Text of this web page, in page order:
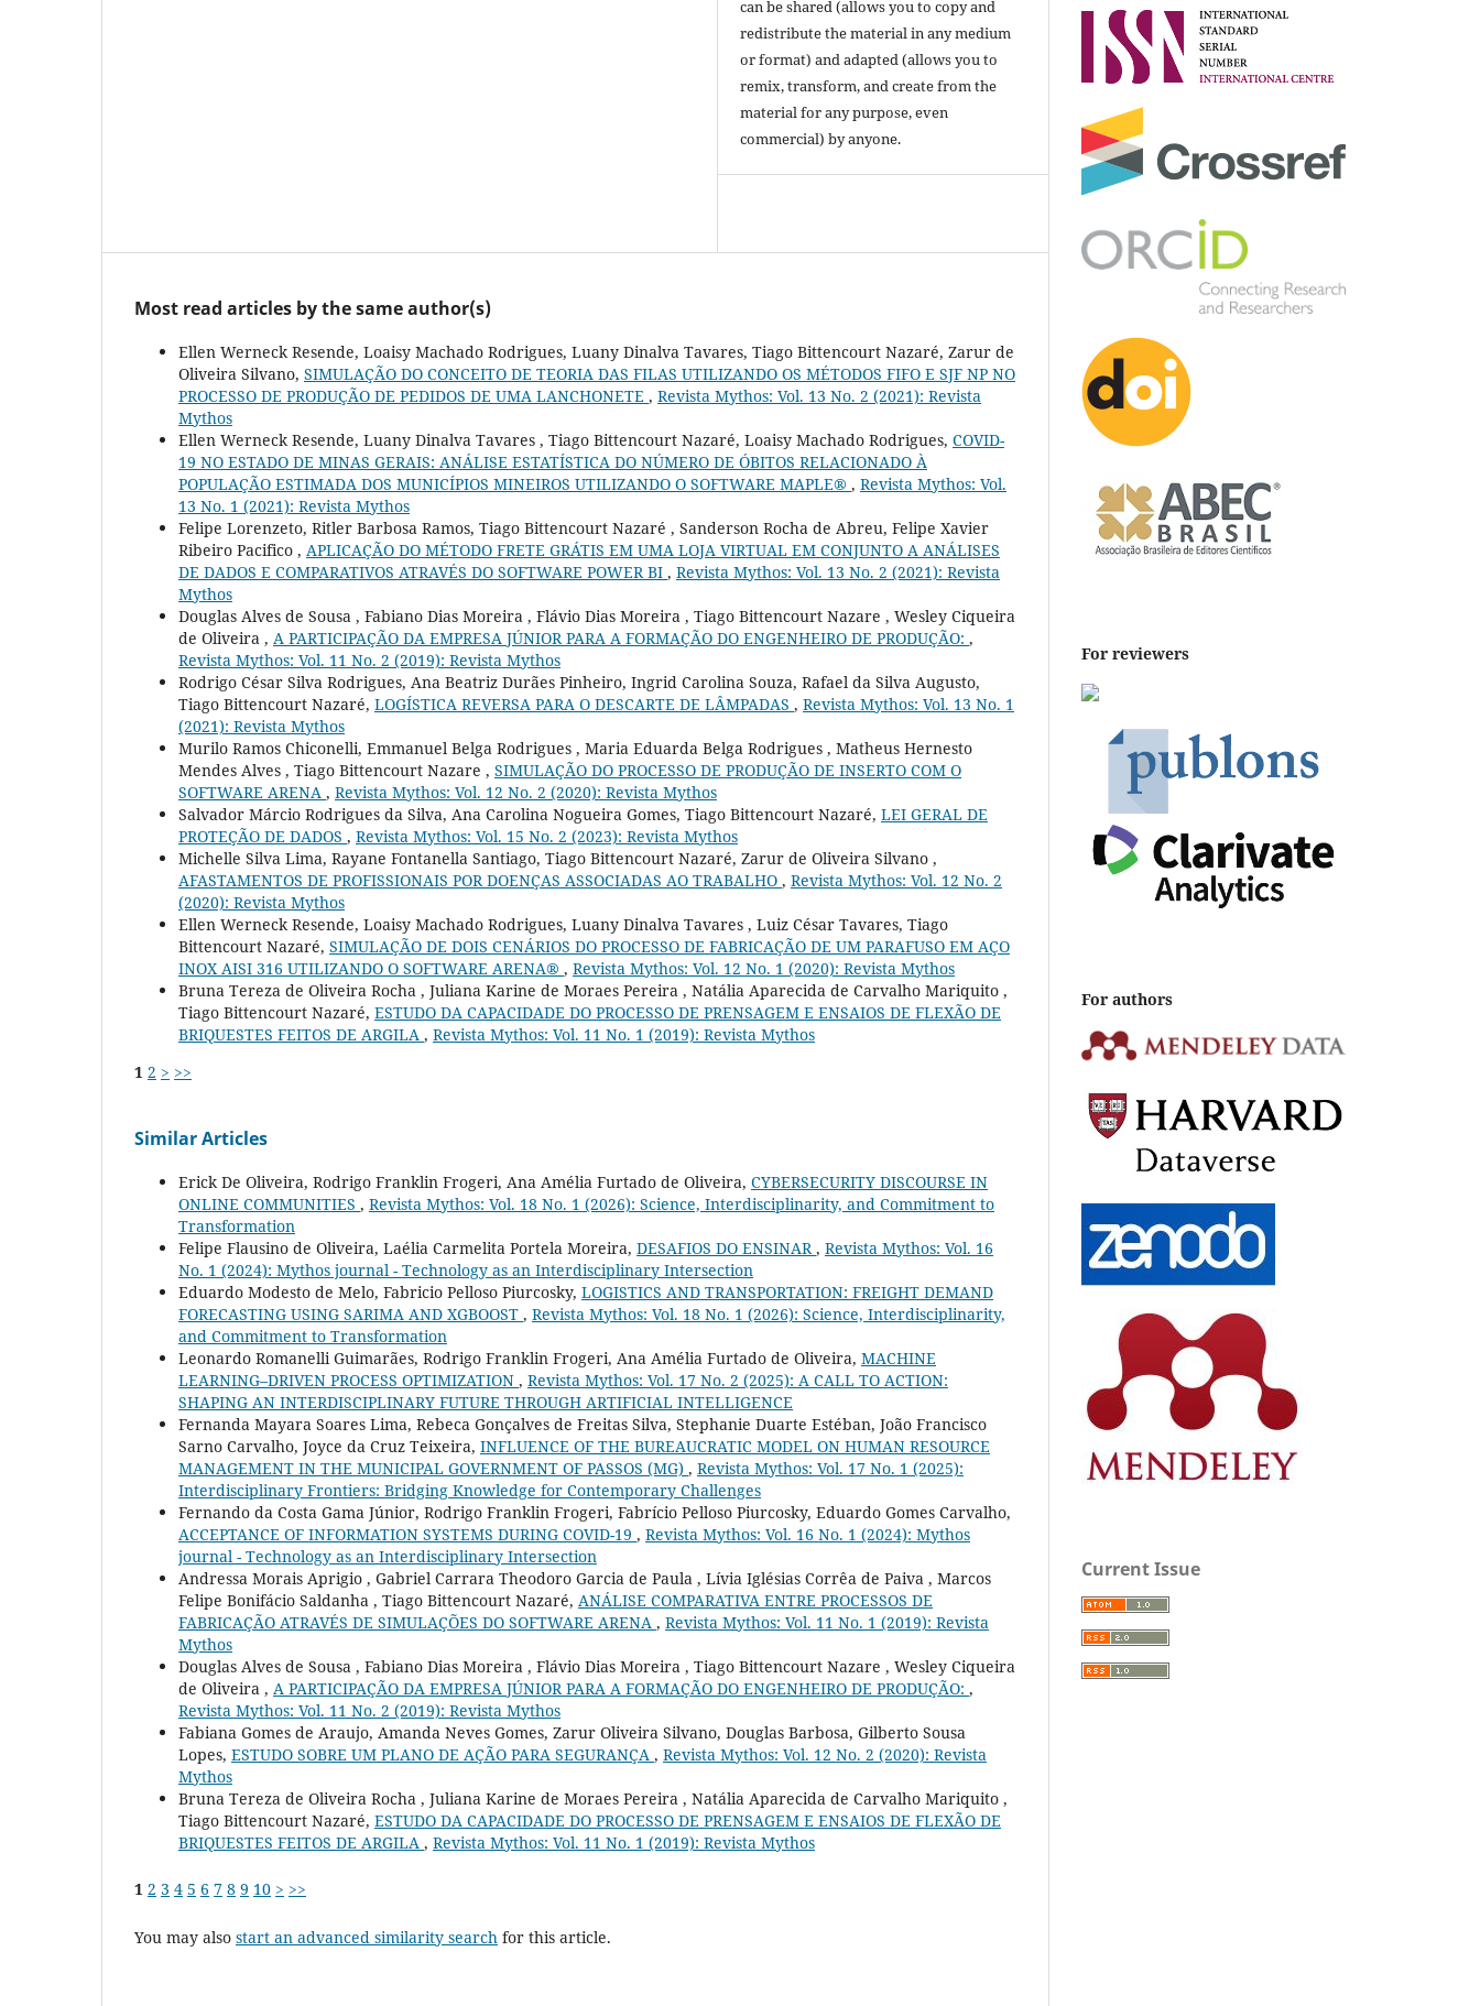
can be shared (allows you to copy and
redistribute the material in any medium
or format) and adapted (allows you to
remix, transform, and create from the
material for any purpose, even
commercial) by anyone.
Most read articles by the same author(s)
Ellen Werneck Resende, Loaisy Machado Rodrigues, Luany Dinalva Tavares, Tiago Bittencourt Nazaré, Zarur de
Oliveira Silvano, SIMULAÇÃO DO CONCEITO DE TEORIA DAS FILAS UTILIZANDO OS MÉTODOS FIFO E SJF NP NO
PROCESSO DE PRODUÇÃO DE PEDIDOS DE UMA LANCHONETE , Revista Mythos: Vol. 13 No. 2 (2021): Revista
Mythos
Ellen Werneck Resende, Luany Dinalva Tavares , Tiago Bittencourt Nazaré, Loaisy Machado Rodrigues, COVID-
19 NO ESTADO DE MINAS GERAIS: ANÁLISE ESTATÍSTICA DO NÚMERO DE ÓBITOS RELACIONADO À
POPULAÇÃO ESTIMADA DOS MUNICÍPIOS MINEIROS UTILIZANDO O SOFTWARE MAPLE® , Revista Mythos: Vol.
13 No. 1 (2021): Revista Mythos
Felipe Lorenzeto, Ritler Barbosa Ramos, Tiago Bittencourt Nazaré , Sanderson Rocha de Abreu, Felipe Xavier
Ribeiro Pacifico , APLICAÇÃO DO MÉTODO FRETE GRÁTIS EM UMA LOJA VIRTUAL EM CONJUNTO A ANÁLISES
DE DADOS E COMPARATIVOS ATRAVÉS DO SOFTWARE POWER BI , Revista Mythos: Vol. 13 No. 2 (2021): Revista
Mythos
Douglas Alves de Sousa , Fabiano Dias Moreira , Flávio Dias Moreira , Tiago Bittencourt Nazare , Wesley Ciqueira
de Oliveira , A PARTICIPAÇÃO DA EMPRESA JÚNIOR PARA A FORMAÇÃO DO ENGENHEIRO DE PRODUÇÃO: ,
Revista Mythos: Vol. 11 No. 2 (2019): Revista Mythos
Rodrigo César Silva Rodrigues, Ana Beatriz Durães Pinheiro, Ingrid Carolina Souza, Rafael da Silva Augusto,
Tiago Bittencourt Nazaré, LOGÍSTICA REVERSA PARA O DESCARTE DE LÂMPADAS , Revista Mythos: Vol. 13 No. 1
(2021): Revista Mythos
Murilo Ramos Chiconelli, Emmanuel Belga Rodrigues , Maria Eduarda Belga Rodrigues , Matheus Hernesto
Mendes Alves , Tiago Bittencourt Nazare , SIMULAÇÃO DO PROCESSO DE PRODUÇÃO DE INSERTO COM O
SOFTWARE ARENA , Revista Mythos: Vol. 12 No. 2 (2020): Revista Mythos
Salvador Márcio Rodrigues da Silva, Ana Carolina Nogueira Gomes, Tiago Bittencourt Nazaré, LEI GERAL DE
PROTEÇÃO DE DADOS , Revista Mythos: Vol. 15 No. 2 (2023): Revista Mythos
Michelle Silva Lima, Rayane Fontanella Santiago, Tiago Bittencourt Nazaré, Zarur de Oliveira Silvano ,
AFASTAMENTOS DE PROFISSIONAIS POR DOENÇAS ASSOCIADAS AO TRABALHO , Revista Mythos: Vol. 12 No. 2
(2020): Revista Mythos
Ellen Werneck Resende, Loaisy Machado Rodrigues, Luany Dinalva Tavares , Luiz César Tavares, Tiago
Bittencourt Nazaré, SIMULAÇÃO DE DOIS CENÁRIOS DO PROCESSO DE FABRICAÇÃO DE UM PARAFUSO EM AÇO
INOX AISI 316 UTILIZANDO O SOFTWARE ARENA® , Revista Mythos: Vol. 12 No. 1 (2020): Revista Mythos
Bruna Tereza de Oliveira Rocha , Juliana Karine de Moraes Pereira , Natália Aparecida de Carvalho Mariquito ,
Tiago Bittencourt Nazaré, ESTUDO DA CAPACIDADE DO PROCESSO DE PRENSAGEM E ENSAIOS DE FLEXÃO DE
BRIQUESTES FEITOS DE ARGILA , Revista Mythos: Vol. 11 No. 1 (2019): Revista Mythos
1 2 > >>
Similar Articles
Erick De Oliveira, Rodrigo Franklin Frogeri, Ana Amélia Furtado de Oliveira, CYBERSECURITY DISCOURSE IN
ONLINE COMMUNITIES , Revista Mythos: Vol. 18 No. 1 (2026): Science, Interdisciplinarity, and Commitment to
Transformation
Felipe Flausino de Oliveira, Laélia Carmelita Portela Moreira, DESAFIOS DO ENSINAR, Revista Mythos: Vol. 16
No. 1 (2024): Mythos journal - Technology as an Interdisciplinary Intersection
Eduardo Modesto de Melo, Fabricio Pelloso Piurcosky, LOGISTICS AND TRANSPORTATION: FREIGHT DEMAND
FORECASTING USING SARIMA AND XGBOOST , Revista Mythos: Vol. 18 No. 1 (2026): Science, Interdisciplinarity,
and Commitment to Transformation
Leonardo Romanelli Guimarães, Rodrigo Franklin Frogeri, Ana Amélia Furtado de Oliveira, MACHINE
LEARNING–DRIVEN PROCESS OPTIMIZATION , Revista Mythos: Vol. 17 No. 2 (2025): A CALL TO ACTION:
SHAPING AN INTERDISCIPLINARY FUTURE THROUGH ARTIFICIAL INTELLIGENCE
Fernanda Mayara Soares Lima, Rebeca Gonçalves de Freitas Silva, Stephanie Duarte Estéban, João Francisco
Sarno Carvalho, Joyce da Cruz Teixeira, INFLUENCE OF THE BUREAUCRATIC MODEL ON HUMAN RESOURCE
MANAGEMENT IN THE MUNICIPAL GOVERNMENT OF PASSOS (MG) , Revista Mythos: Vol. 17 No. 1 (2025):
Interdisciplinary Frontiers: Bridging Knowledge for Contemporary Challenges
Fernando da Costa Gama Júnior, Rodrigo Franklin Frogeri, Fabrício Pelloso Piurcosky, Eduardo Gomes Carvalho,
ACCEPTANCE OF INFORMATION SYSTEMS DURING COVID-19 , Revista Mythos: Vol. 16 No. 1 (2024): Mythos
journal - Technology as an Interdisciplinary Intersection
Andressa Morais Aprigio , Gabriel Carrara Theodoro Garcia de Paula , Lívia Iglésias Corrêa de Paiva , Marcos
Felipe Bonifácio Saldanha , Tiago Bittencourt Nazaré, ANÁLISE COMPARATIVA ENTRE PROCESSOS DE
FABRICAÇÃO ATRAVÉS DE SIMULAÇÕES DO SOFTWARE ARENA , Revista Mythos: Vol. 11 No. 1 (2019): Revista
Mythos
Douglas Alves de Sousa , Fabiano Dias Moreira , Flávio Dias Moreira , Tiago Bittencourt Nazare , Wesley Ciqueira
de Oliveira , A PARTICIPAÇÃO DA EMPRESA JÚNIOR PARA A FORMAÇÃO DO ENGENHEIRO DE PRODUÇÃO: ,
Revista Mythos: Vol. 11 No. 2 (2019): Revista Mythos
Fabiana Gomes de Araujo, Amanda Neves Gomes, Zarur Oliveira Silvano, Douglas Barbosa, Gilberto Sousa
Lopes, ESTUDO SOBRE UM PLANO DE AÇÃO PARA SEGURANÇA , Revista Mythos: Vol. 12 No. 2 (2020): Revista
Mythos
Bruna Tereza de Oliveira Rocha , Juliana Karine de Moraes Pereira , Natália Aparecida de Carvalho Mariquito ,
Tiago Bittencourt Nazaré, ESTUDO DA CAPACIDADE DO PROCESSO DE PRENSAGEM E ENSAIOS DE FLEXÃO DE
BRIQUESTES FEITOS DE ARGILA , Revista Mythos: Vol. 11 No. 1 (2019): Revista Mythos
1 2 3 4 5 6 7 8 9 10 > >>
You may also start an advanced similarity search for this article.
For reviewers
For authors
Current Issue